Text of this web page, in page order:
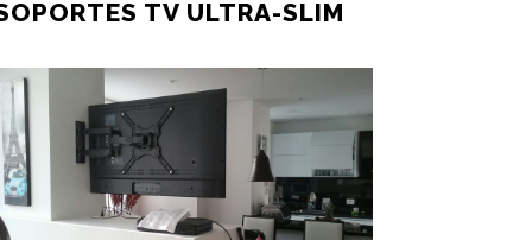
TV ULTRA-SLIM